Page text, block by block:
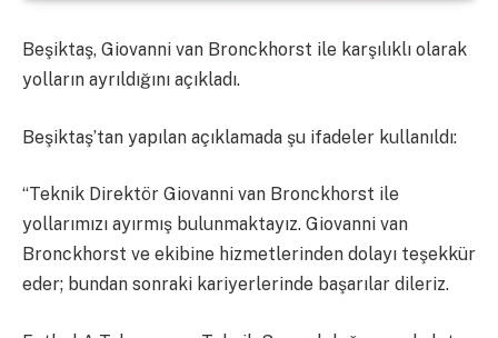
Beşiktaş, Giovanni van Bronckhorst ile karşılıklı olarak
yolların ayrıldığını açıkladı.
Beşiktaş’tan yapılan açıklamada şu ifadeler kullanıldı:
“Teknik Direktör Giovanni van Bronckhorst ile
yollarımızı ayırmış bulunmaktayız. Giovanni van
Bronckhorst ve ekibine hizmetlerinden dolayı teşekkür
eder; bundan sonraki kariyerlerinde başarılar dileriz.